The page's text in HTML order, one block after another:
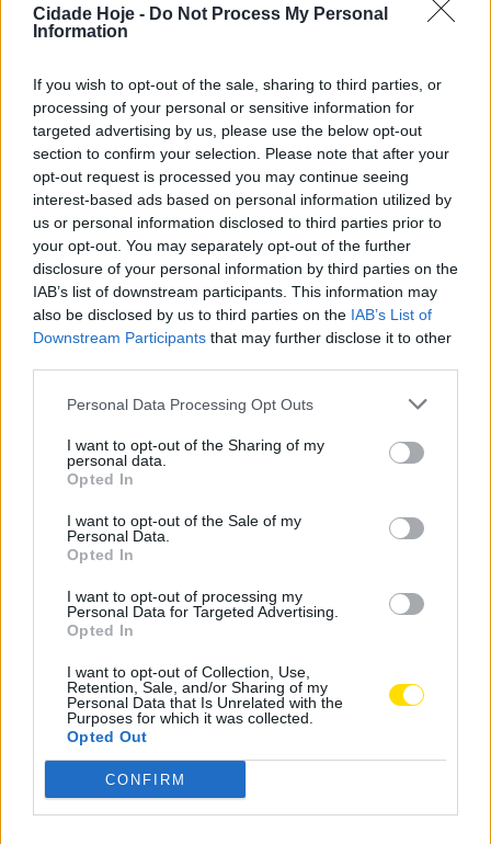
Cidade Hoje - Do Not Process My Personal
Information
If you wish to opt-out of the sale, sharing to third parties, or
processing of your personal or sensitive information for
targeted advertising by us, please use the below opt-out
section to confirm your selection. Please note that after your
opt-out request is processed you may continue seeing
interest-based ads based on personal information utilized by
us or personal information disclosed to third parties prior to
your opt-out. You may separately opt-out of the further
disclosure of your personal information by third parties on the
IAB’s list of downstream participants. This information may
also be disclosed by us to third parties on the IAB’s List of
Downstream Participants that may further disclose it to other
Personal Data Processing Opt Outs
I want to opt-out of the Sharing of my
personal data.
Opted In
I want to opt-out of the Sale of my
Personal Data.
Opted In
I want to opt-out of processing my
Personal Data for Targeted Advertising.
Opted In
I want to opt-out of Collection, Use,
Retention, Sale, and/or Sharing of my
Personal Data that Is Unrelated with the
Purposes for which it was collected.
Opted Out
CONFIRM
quarta-feira pelo secretário de Estado da Proteção
Durante a apresentação da campanha de
sensibilização “Este Verão tu escolhes como chegar…
Escolhe chegar bem!”, o governante adiantou ainda
que a proposta do novo Código da Estrada deverá
O documento está a ser elaborado por uma equipa
multidisciplinar criada pelo Executivo e pretende
atualizar as regras de circulação e segurança
rodoviária.